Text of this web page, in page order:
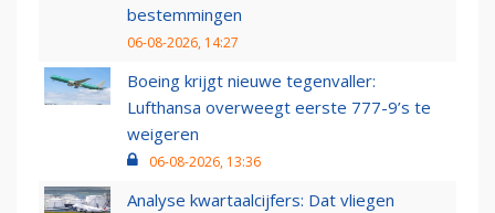
bestemmingen
06-08-2026, 14:27
Boeing krijgt nieuwe tegenvaller:
Lufthansa overweegt eerste 777-9’s te
weigeren
06-08-2026, 13:36
Analyse kwartaalcijfers: Dat vliegen